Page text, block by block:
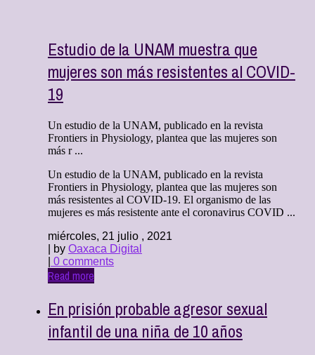
Estudio de la UNAM muestra que
mujeres son más resistentes al COVID-
19
Un estudio de la UNAM, publicado en la revista
Frontiers in Physiology, plantea que las mujeres son
más r ...
Un estudio de la UNAM, publicado en la revista
Frontiers in Physiology, plantea que las mujeres son
más resistentes al COVID-19. El organismo de las
mujeres es más resistente ante el coronavirus COVID ...
miércoles, 21 julio , 2021
| by Oaxaca Digital
0 comments
Read more
En prisión probable agresor sexual
infantil de una niña de 10 años